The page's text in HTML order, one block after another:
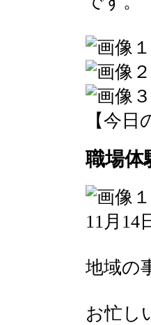
【今日
職場体
11月14
地域の
お忙し